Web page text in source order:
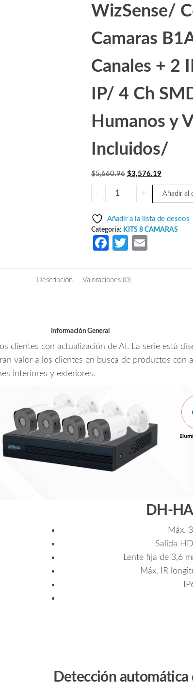
WizSense/
Camaras
Canales + 2
IP/ 4 Ch
Humanos y
Incluidos/
$5,660.96 El
precio
original
$5,660.96.
$3,576.19El
precio
actual
$3,576.19.
-
DAHUA
KITXVR1B08-
2MP4CP
-
Kit
Canales
4
Camaras/
Cooper-
H.265+/
4
Camaras
B1A21
1080p/
y
+ Añadir al
Añadir a la lista de deseos
Categoría: KITS 8 CAMARAS
Fa
T
itt
Descripción Valoraciones (0)
Información General
clientes con actualización de AI. La serie está
valor a los clientes en busca de productos con
interiores y exteriores.
DH-
Máx.
Salida
Lente fija de 3,6
Máx. IR
Detección